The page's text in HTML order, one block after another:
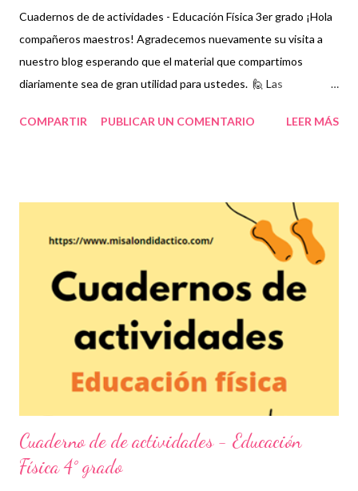
Cuadernos de de actividades - Educación Física 3er grado ¡Hola
compañeros maestros! Agradecemos nuevamente su visita a
nuestro blog esperando que el material que compartimos
diariamente sea de gran utilidad para ustedes. 🙋 Las
desarrollo interactivo de los estudiantes no sólo porque se
todas las personas que practiquen actividades físicas. En la
asignatura de educación física se han estableciendo estrategias
que se llevan a cabo mediante prácticas deportivas que van más
allá de simples ejercicios ya que ahora es más común y mejor de
permita el razonamiento, las tácticas y la formación integral para
mejorar sus habilidades motrices. Para este día le...
COMPARTIR PUBLICAR UN COMENTARIO LEER MÁS
Cuaderno de de actividades - Educación
Física 4° grado